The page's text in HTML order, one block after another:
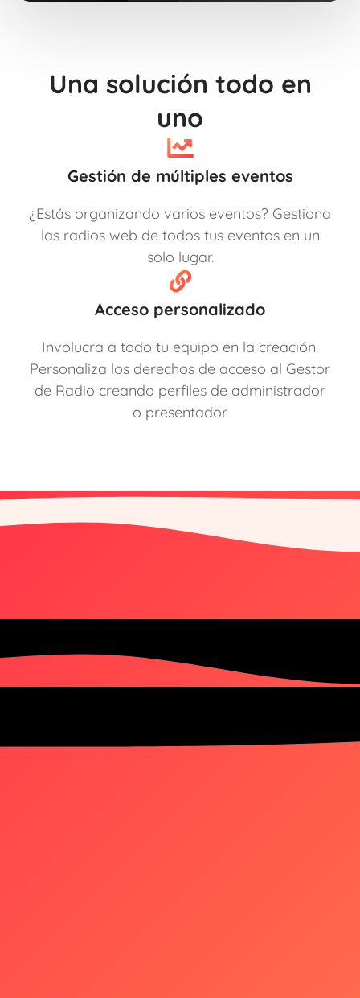
Una solución todo en
uno
Gestión de múltiples eventos
¿Estás organizando varios eventos? Gestiona
las radios web de todos tus eventos en un
solo lugar.
Acceso personalizado
Involucra a todo tu equipo en la creación.
Personaliza los derechos de acceso al Gestor
de Radio creando perfiles de administrador
o presentador.